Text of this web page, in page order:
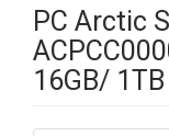
PC Arctic
16GB/